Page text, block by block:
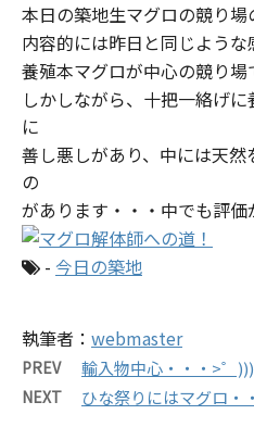
本日の築地生マグロの競り場
内容的には昨日と同じよう
養殖本マグロが中心の競り場
しかしながら、十把一絡げ
に
善し悪しがあり、中には天
の
があります・・・中でも評
- 今日の築地
執筆者： webmaster
PREV 輸入物中心・・・>゜
NEXT ひな祭りにはマグロ